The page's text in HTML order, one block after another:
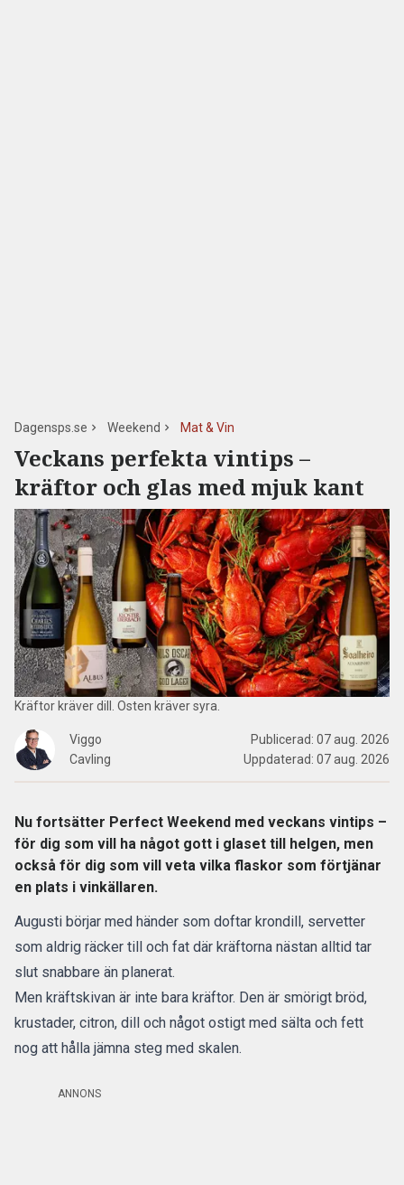
Dagensps.se Weekend Mat & Vin
Veckans perfekta vintips –
kräftor och glas med mjuk kant
Kräftor kräver dill. Osten kräver syra.
Viggo
Cavling
Publicerad: 07 aug. 2026
Uppdaterad: 07 aug. 2026
Nu fortsätter Perfect Weekend med veckans vintips –
för dig som vill ha något gott i glaset till helgen, men
också för dig som vill veta vilka flaskor som förtjänar
en plats i vinkällaren.
Augusti börjar med händer som doftar krondill, servetter
som aldrig räcker till och fat där kräftorna nästan alltid tar
slut snabbare än planerat.
Men kräftskivan är inte bara kräftor. Den är smörigt bröd,
krustader, citron, dill och något ostigt med sälta och fett
nog att hålla jämna steg med skalen.
ANNONS